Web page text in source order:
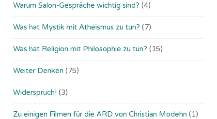
Warum Salon-Gespräche wichtig sind? (4)
Was hat Mystik mit Atheismus zu tun? (7)
Was hat Religion mit Philosophie zu tun? (15)
Weiter Denken (75)
Widerspruch! (3)
Zu einigen Filmen für die ARD von Christian Modehn (1)